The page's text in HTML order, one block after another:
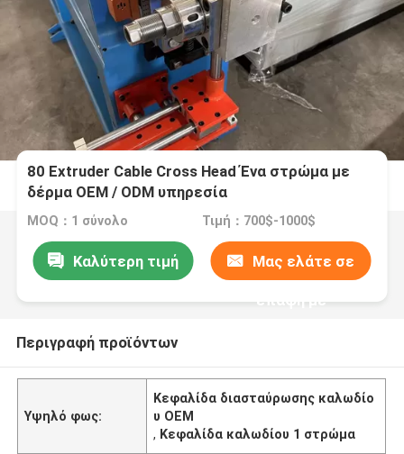
80 Extruder Cable Cross Head Ένα στρώμα με
δέρμα OEM / ODM υπηρεσία
MOQ：1 σύνολο Τιμή：700$-1000$
Καλύτερη τιμή Μας ελάτε σε
επαφή με
Περιγραφή προϊόντων
Υψηλό φως:
Κεφαλίδα διασταύρωσης καλωδίο
υ OEM
, Κεφαλίδα καλωδίου 1 στρώμα